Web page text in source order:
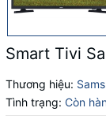
Smart Tivi
Thương hiệu:
Tình trạng: Còn